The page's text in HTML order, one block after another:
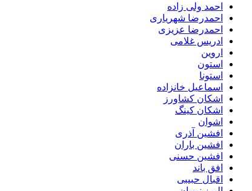
احمد ولی زاده
احمدرضا شهریاری
احمدرضا عزیزی
ادریس غلامی
اروین
استون
استونا
اسماعیل خانزاده
اشکان کشاورز
اشکان کینگ
اشوان
افشین آذری
افشین باران
افشین حسنی
افق باند
اقبال حبیبی